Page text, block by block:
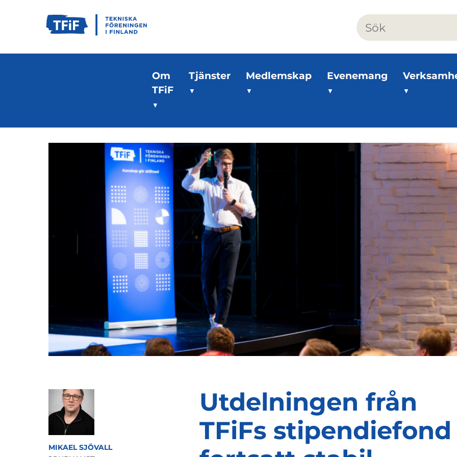
Om
TFiF
Tjänster Medlemskap Evenemang
MIKAEL SJÖVALL
Utdelningen från
TFiFs